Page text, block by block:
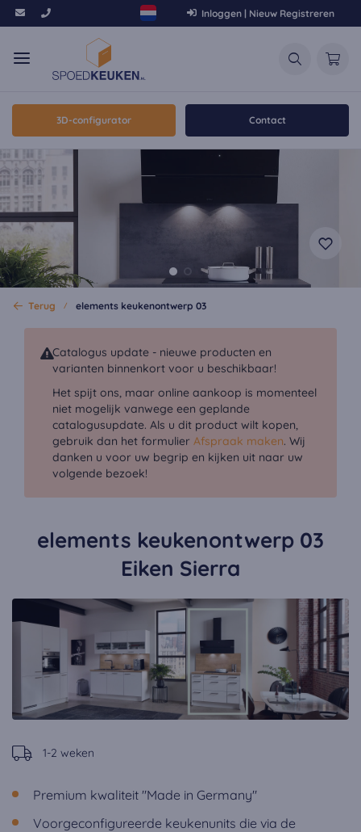
Inloggen | Nieuw Registreren
3D-configurator Contact
Terug elements keukenontwerp 03
Catalogus update - nieuwe producten en
varianten binnenkort voor u beschikbaar!
Het spijt ons, maar online aankoop is momenteel
niet mogelijk vanwege een geplande
catalogusupdate. Als u dit product wilt kopen,
gebruik dan het formulier Afspraak maken. Wij
danken u voor uw begrip en kijken uit naar uw
volgende bezoek!
elements keukenontwerp 03
Eiken Sierra
1-2 weken
Premium kwaliteit "Made in Germany"
Voorgeconfigureerde keukenunits die via de